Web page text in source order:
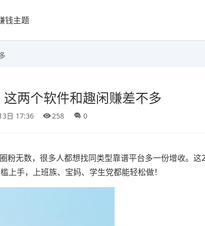
钱主题
两个软件和趣闲赚差不多
日 17:36 258 0
粉无数，很多人都想找同类型靠谱平台多一份增收。这
手，上班族、宝妈、学生党都能轻松做！